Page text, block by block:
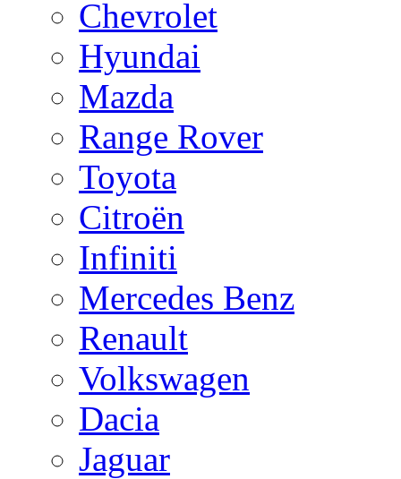
Chevrolet
Hyundai
Mazda
Range Rover
Toyota
Citroën
Infiniti
Mercedes Benz
Renault
Volkswagen
Dacia
Jaguar